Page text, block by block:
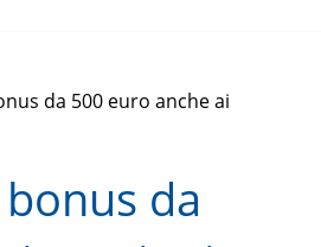
da 500 euro anche ai
da